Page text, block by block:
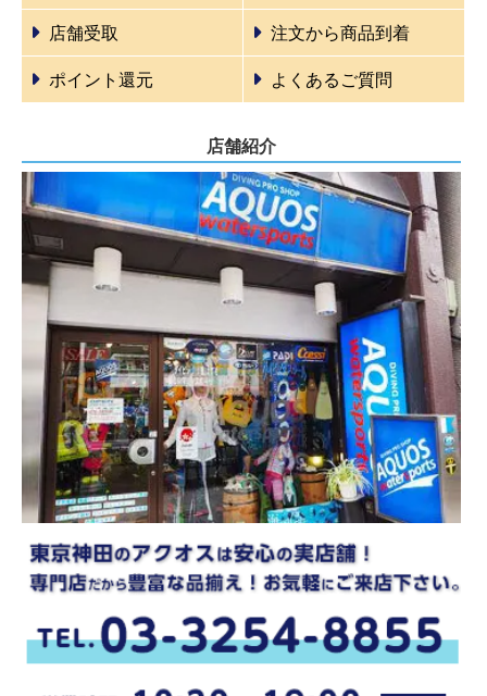
店舗受取 注文から商品到着
ポイント還元 よくあるご質問
店舗紹介